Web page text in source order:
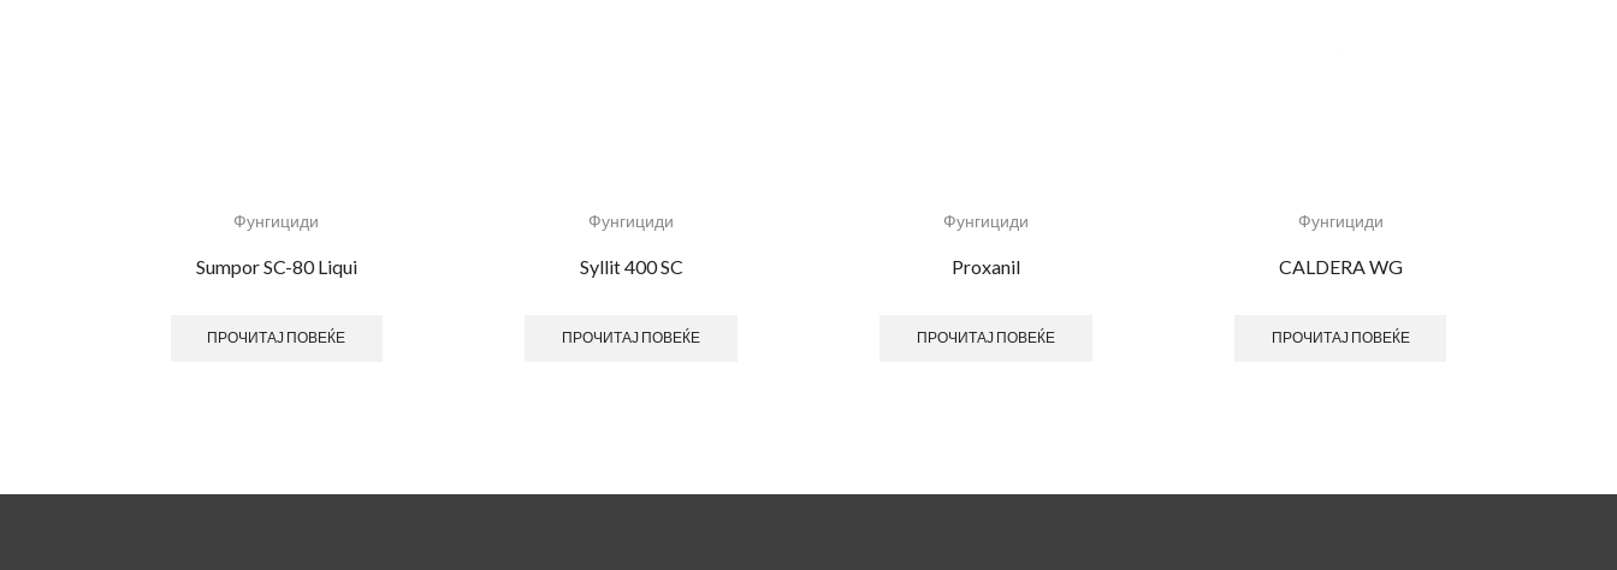
Фунгициди
Sumpor SC-80 Liqui
ПРОЧИТАЈ ПОВЕЌЕ
Фунгициди
Syllit 400 SC
ПРОЧИТАЈ ПОВЕЌЕ
Фунгициди
Proxanil
ПРОЧИТАЈ ПОВЕЌЕ
Фунгициди
CALDERA WG
ПРОЧИТАЈ ПОВЕЌЕ